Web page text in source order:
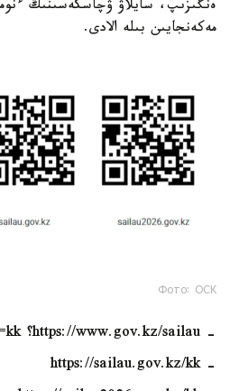
ەنگىزىپ، سايلاۋ ۋچاسكەسىنىڭ
مەكەنجايىن بىلە الادى.
Фото: ОСК
- https://www.gov.kz/sailau؟ lang=kk
- https://sailau.gov.kz/kk